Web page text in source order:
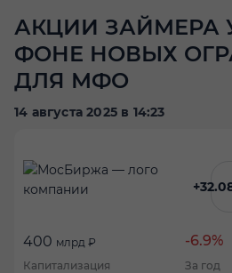
АКЦИИ ЗАЙМЕРА
ФОНЕ НОВЫХ
ДЛЯ МФО
14 августа 2025 в 14:23
400 млрд ₽ -6.9%
Капитализация За год